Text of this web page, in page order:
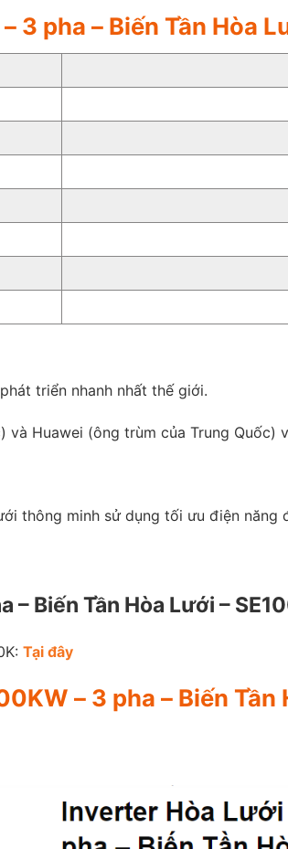
3 pha – Biến Tần Hòa
phát triển nhanh nhất thế giới.
Huawei (ông trùm của Trung
thông minh sử dụng tối ưu điện năng
Biến Tần Hòa Lưới –
Tại đây
– 3 pha – Biến Tần